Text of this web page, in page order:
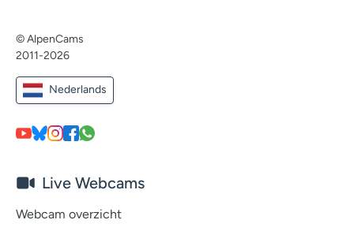
© AlpenCams
2011-2026
Nederlands
Live Webcams
Webcam overzicht